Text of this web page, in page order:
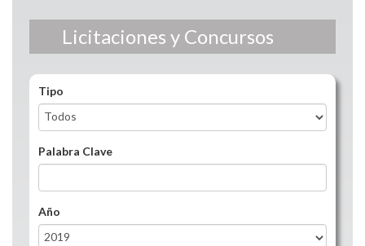
Licitaciones y Concursos
Tipo
Palabra Clave
Año
Año
Year